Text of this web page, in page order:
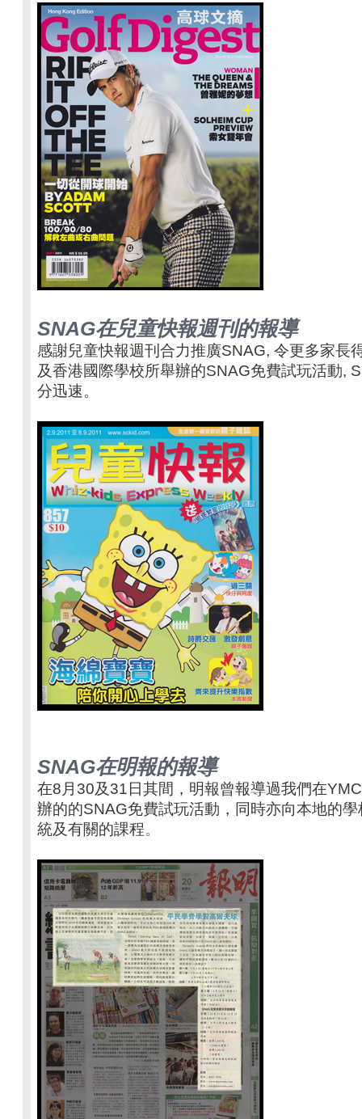
SNAG在兒童快報週刊的報導
感謝兒童快報週刊合力推廣SNAG, 令更多家長
及香港國際學校所舉辦的SNAG免費試玩活動,
分迅速。
SNAG在明報的報導
在8月30及31日其間，明報曾報導過我們在
辦的的SNAG免費試玩活動，同時亦向本地的
統及有關的課程。